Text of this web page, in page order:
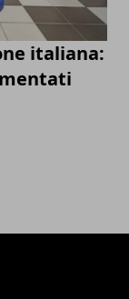
italiana: